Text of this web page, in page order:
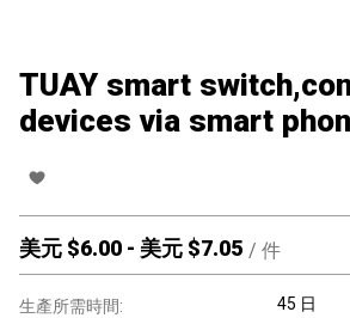
TUAY smart
devices via smart
美元 $6.00 - 美元 $7.05 / 件
生產所需時間: 45 日